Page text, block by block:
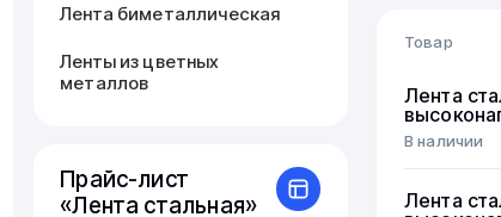
Лента биметаллическая
Ленты из цветных
металлов
Прайс-лист
«Лента стальная»
Товар
Лента
В наличии
Лента